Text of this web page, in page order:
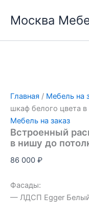
Москва
Главная / Мебель на
шкаф белого цвета
Мебель на заказ
Встроенный
в нишу до
86 000 ₽
Фасады:
— ЛДСП Egger Белый